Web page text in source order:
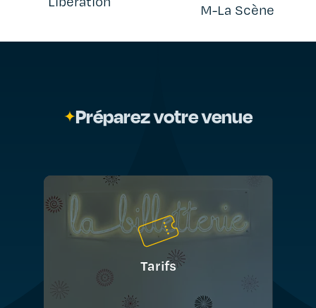
M-La Scène
Préparez votre venue
Tarifs